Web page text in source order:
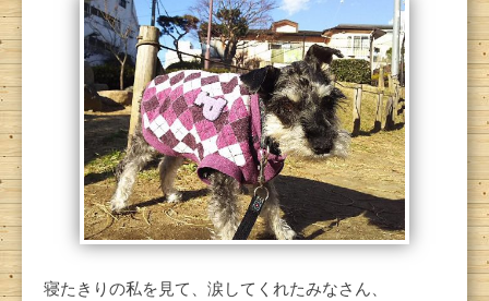
寝たきりの私を見て、涙してくれたみなさん、